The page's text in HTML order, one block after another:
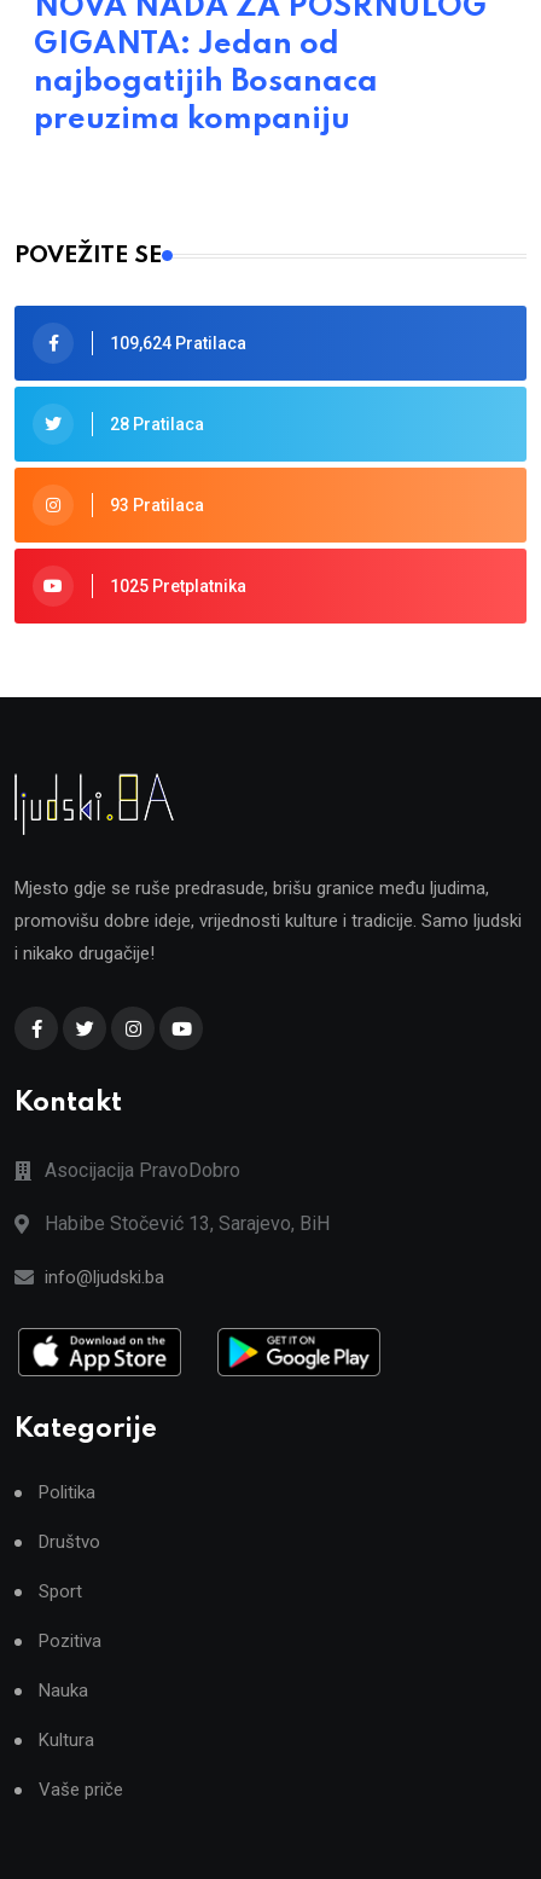
NOVA NADA ZA POSRNULOG
GIGANTA: Jedan od
najbogatijih Bosanaca
preuzima kompaniju
POVEŽITE SE
109,624 Pratilaca
28 Pratilaca
93 Pratilaca
1025 Pretplatnika
Mjesto gdje se ruše predrasude, brišu granice među ljudima,
promovišu dobre ideje, vrijednosti kulture i tradicije. Samo ljudski
i nikako drugačije!
Kontakt
Asocijacija PravoDobro
Habibe Stočević 13, Sarajevo, BiH
info@ljudski.ba
Kategorije
Politika
Društvo
Sport
Pozitiva
Nauka
Kultura
Vaše priče